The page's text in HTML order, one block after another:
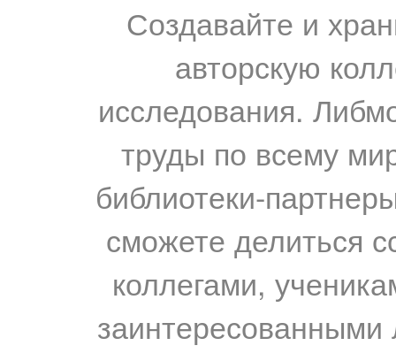
Создавайте и
авторскую
исследования.
труды по всему
библиотеки-
сможете делиться
коллегами,